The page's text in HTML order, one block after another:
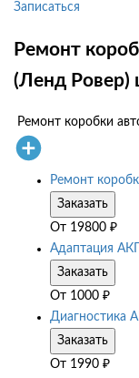
Записаться
Ремонт
(Ленд Ровер)
Ремонт коробки
Ремонт
Заказать
От 19800 ₽
Адаптация
Заказать
От 1000 ₽
Диагностика
Заказать
От 1990 ₽